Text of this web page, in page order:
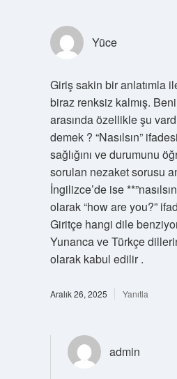
Yüce
Giriş sakin bir anlatımla
biraz renksiz kalmış.
arasında özellikle şu
demek ? “Nasılsın”
sağlığını ve durumunu
sorulan nezaket sorusu
İngilizce’de ise
olarak “how are you?”
Giritçe hangi dile
Yunanca ve Türkçe
olarak kabul edilir .
Aralık 26, 2025 Yanıtla
admin